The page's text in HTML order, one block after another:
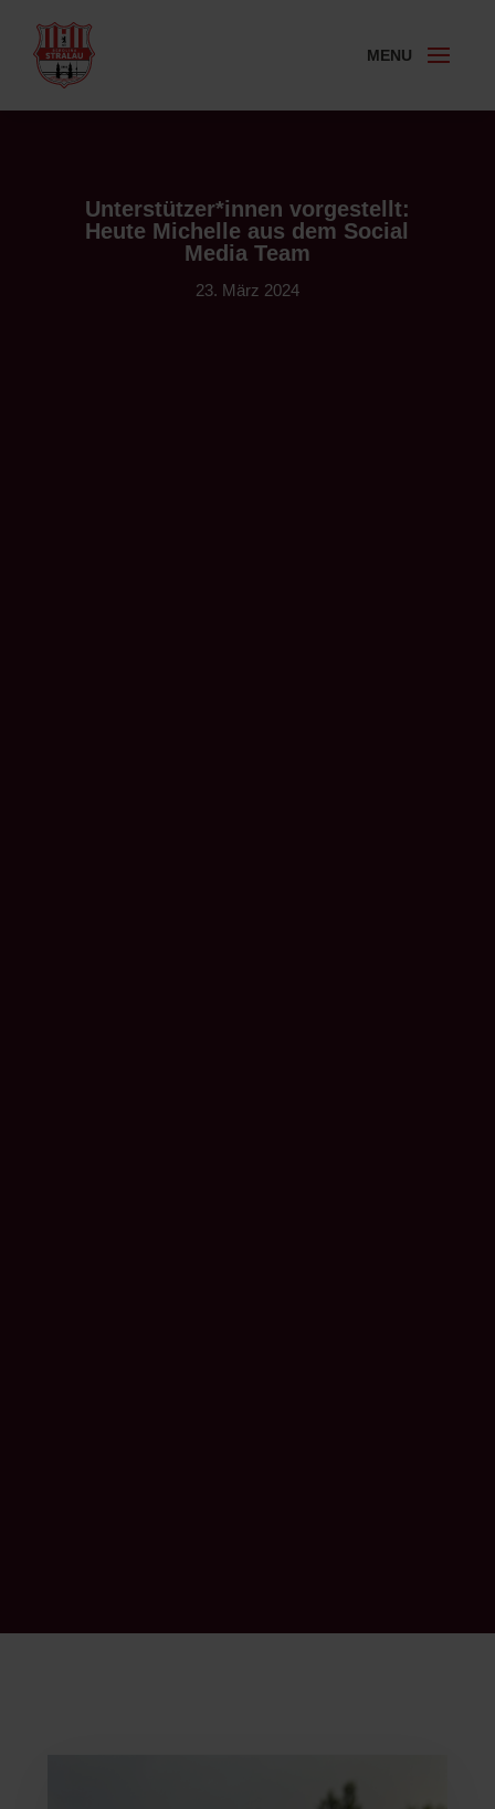
Unterstützer*innen vorgestellt:
Heute Michelle aus dem Social
Media Team
23. März 2024